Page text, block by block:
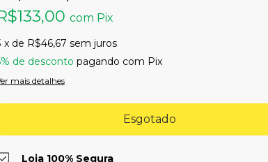
com Pix
x de R$46,67 sem juros
de desconto pagando com Pix
mais detalhes
Loja 100% Segura